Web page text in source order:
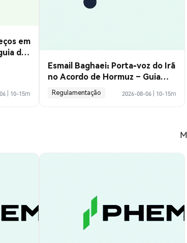
em
de
10-15m
Esmail Baghaei: Porta-voz do Irã
no Acordo de Hormuz – Guia
Completo
Regulamentação 2026-08-06 10-15m